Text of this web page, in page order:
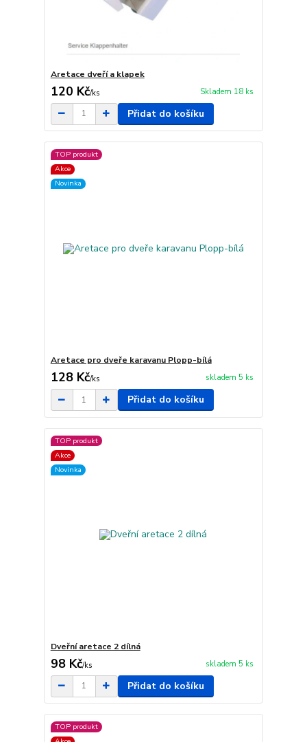
Aretace dveří a klapek
120 Kč/ks Skladem 18 ks
Přidat do košíku
TOP produkt
Akce
Novinka
Aretace pro dveře karavanu Plopp-bílá
128 Kč/ks skladem 5 ks
Přidat do košíku
TOP produkt
Akce
Novinka
Dveřní aretace 2 dílná
98 Kč/ks skladem 5 ks
Přidat do košíku
TOP produkt